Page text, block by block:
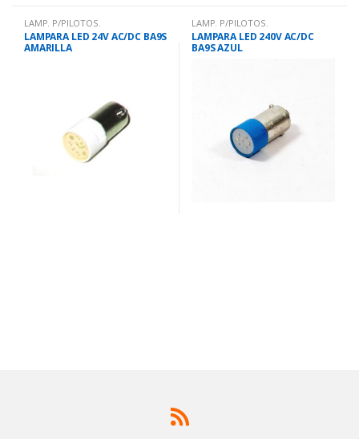
LAMP. P/PILOTOS.
LAMPARA LED 24V AC/DC BA9S
AMARILLA
LAMP. P/PILOTOS.
LAMPARA LED 240V AC/DC
BA9S AZUL